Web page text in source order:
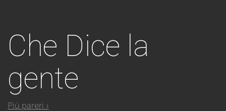
Che Dice la
gente
Più pareri ›